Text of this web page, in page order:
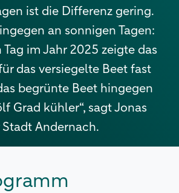
ist die Differenz gering.
an sonnigen Tagen:
Tag im Jahr 2025 zeigte das
das versiegelte Beet fast
begrünte Beet hingegen
Grad kühler“, sagt Jonas
Andernach.